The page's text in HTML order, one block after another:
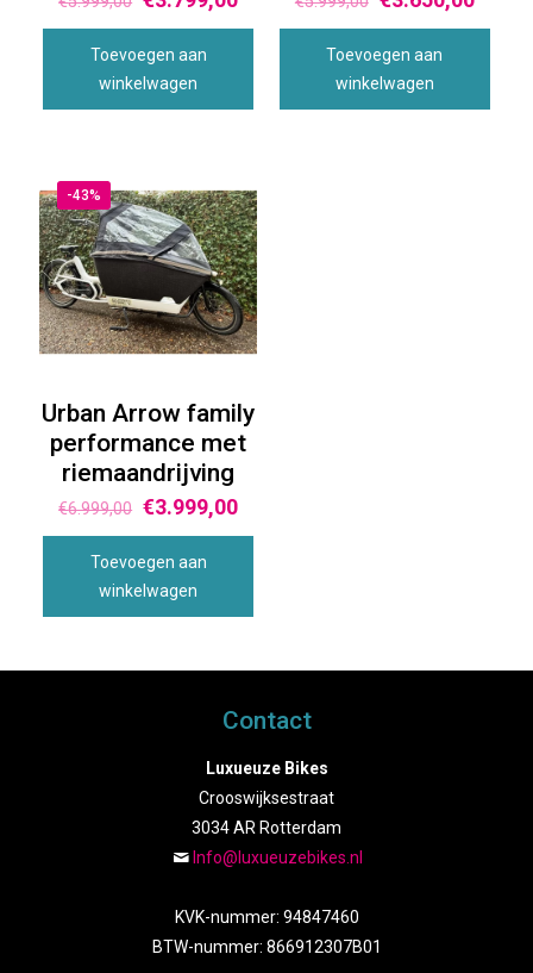
Toevoegen aan
winkelwagen
Toevoegen aan
winkelwagen
-43%
Urban Arrow family
performance met
riemaandrijving
€6.999,00 €3.999,00
Toevoegen aan
winkelwagen
Contact
Luxueuze Bikes
Crooswijksestraat
3034 AR Rotterdam
Info@luxueuzebikes.nl
KVK-nummer: 94847460
BTW-nummer: 866912307B01